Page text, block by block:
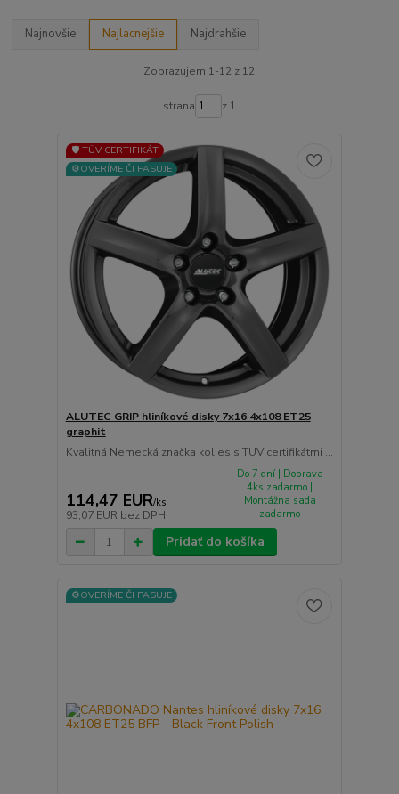
Najnovšie Najlacnejšie Najdrahšie
Zobrazujem 1-12 z 12
strana z 1
🛡️ TÜV CERTIFIKÁT
⚙️OVERÍME ČI PASUJE
ALUTEC GRIP hliníkové disky 7x16 4x108 ET25
graphit
Kvalitná Nemecká značka kolies s TUV certifikátmi ...
114,47 EUR/ks
93,07 EUR bez DPH
Do 7 dní | Doprava
4ks zadarmo |
Montážna sada
zadarmo
Pridať do košíka
⚙️OVERÍME ČI PASUJE